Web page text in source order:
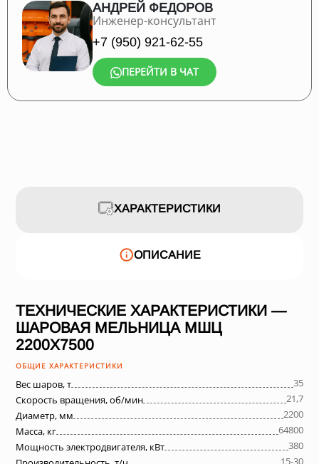
АНДРЕЙ ФЕДОРОВ
Инженер-консультант
+7 (950) 921-62-55
ПЕРЕЙТИ В ЧАТ
ХАРАКТЕРИСТИКИ
ОПИСАНИЕ
ТЕХНИЧЕСКИЕ ХАРАКТЕРИСТИКИ —
ШАРОВАЯ МЕЛЬНИЦА МШЦ
2200Х7500
ОБЩИЕ ХАРАКТЕРИСТИКИ
Вес шаров, т
35
Скорость вращения, об/мин
21,7
Диаметр, мм
2200
Масса, кг
64800
Мощность электродвигателя, кВт
380
15-30